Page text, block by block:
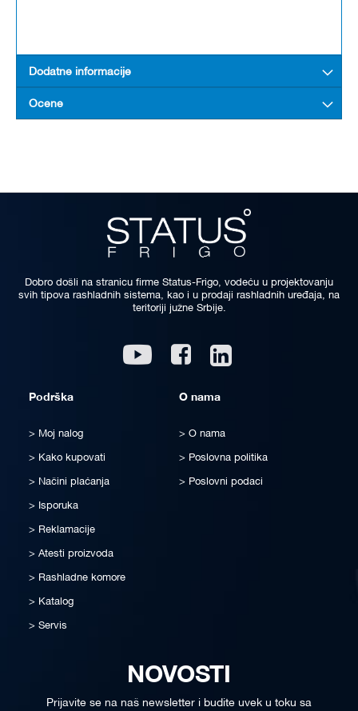
Dodatne informacije
Ocene
Dobro došli na stranicu firme Status-Frigo, vodeću u projektovanju
svih tipova rashladnih sistema, kao i u prodaji rashladnih uređaja, na
teritoriji južne Srbije.
Youtube Facebook
Podrška
Moj nalog
Kako kupovati
Načini plaćanja
Isporuka
Reklamacije
Atesti proizvoda
Rashladne komore
Katalog
Servis
O nama
O nama
Poslovna politika
Poslovni podaci
NOVOSTI
Prijavite se na naš newsletter i budite uvek u toku sa